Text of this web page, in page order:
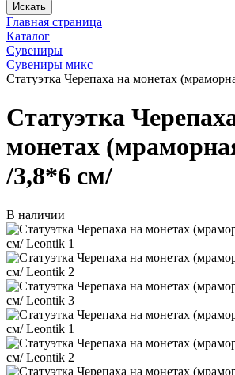
Искать
Главная страница
Каталог
Сувениры
Сувениры микс
Статуэтка Черепаха на монетах
Статуэтка
монетах
/3,8*6 см/
В наличии